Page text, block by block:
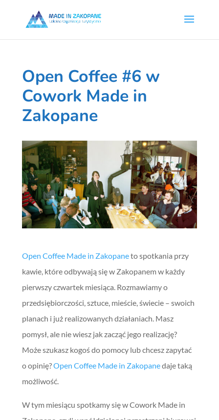
Open Coffee #6 w
Cowork Made in
Zakopane
Open Coffee Made in Zakopaneto spotkania przy
kawie, które odbywają się w Zakopanem w każdy
pierwszy czwartek miesiąca. Rozmawiamy o
przedsiębiorczości, sztuce, mieście, świecie – swoich
planach i już realizowanych działaniach. Masz
pomysł, ale nie wiesz jak zacząć jego realizację?
Może szukasz kogoś do pomocy lub chcesz zapytać
o opinię?Open Coffee Made in Zakopanedaje taką
możliwość.
W tym miesiącu spotkamy się w Cowork Made in